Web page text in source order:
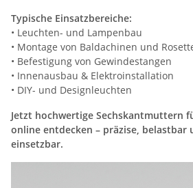
Typische Einsatzbereiche:
• Leuchten- und Lampenbau
• Montage von Baldachinen und
• Befestigung von Gewindestangen
• Innenausbau & Elektroinstallation
• DIY- und Designleuchten
Jetzt hochwertige Sechskantmuttern
online entdecken – präzise, belastbar
einsetzbar.